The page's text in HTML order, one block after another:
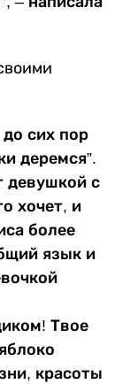
сих пор
деремся”.
девушкой с
хочет, и
более
язык и
Твое
красоты